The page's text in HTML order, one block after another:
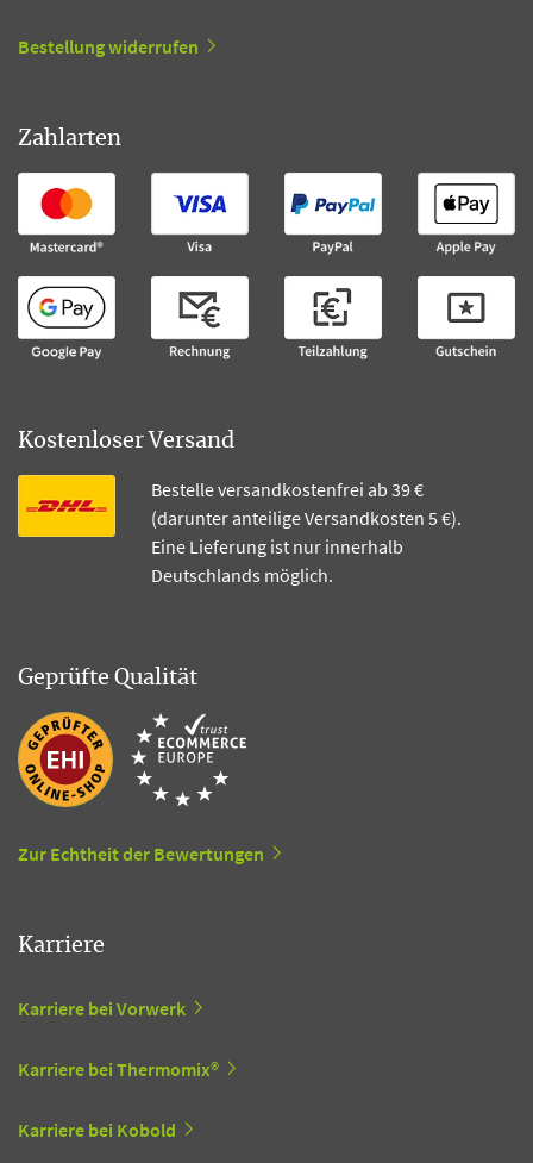
Bestellung widerrufen
Zahlarten
Kostenloser Versand
Bestelle versandkostenfrei ab 39 €
(darunter anteilige Versandkosten 5 €).
Eine Lieferung ist nur innerhalb
Deutschlands möglich.
Geprüfte Qualität
Zur Echtheit der Bewertungen
Karriere
Karriere bei Vorwerk
Karriere bei Thermomix®
Karriere bei Kobold